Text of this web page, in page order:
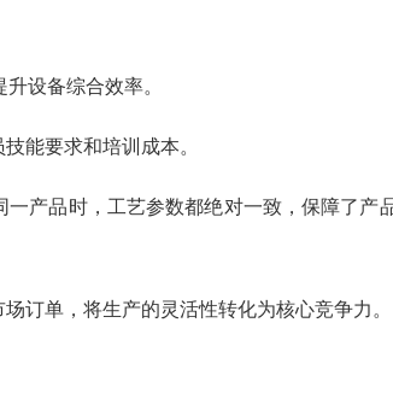
设备综合效率。
能要求和培训成本。
产品时，工艺参数都绝对一致，保障了产
订单，将生产的灵活性转化为核心竞争力。